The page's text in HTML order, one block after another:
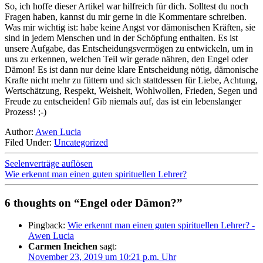
So, ich hoffe dieser Artikel war hilfreich für dich. Solltest du noch
Fragen haben, kannst du mir gerne in die Kommentare schreiben.
Was mir wichtig ist: habe keine Angst vor dämonischen Kräften, sie
sind in jedem Menschen und in der Schöpfung enthalten. Es ist
unsere Aufgabe, das Entscheidungsvermögen zu entwickeln, um in
uns zu erkennen, welchen Teil wir gerade nähren, den Engel oder
Dämon! Es ist dann nur deine klare Entscheidung nötig, dämonische
Krafte nicht mehr zu füttern und sich stattdessen für Liebe, Achtung,
Wertschätzung, Respekt, Weisheit, Wohlwollen, Frieden, Segen und
Freude zu entscheiden! Gib niemals auf, das ist ein lebenslanger
Prozess! ;-)
Author: Awen Lucia
Filed Under: Uncategorized
Seelenverträge auflösen
Wie erkennt man einen guten spirituellen Lehrer?
6 thoughts on “Engel oder Dämon?”
Pingback: Wie erkennt man einen guten spirituellen Lehrer? -
Awen Lucia
Carmen Ineichen sagt:
November 23, 2019 um 10:21 p.m. Uhr